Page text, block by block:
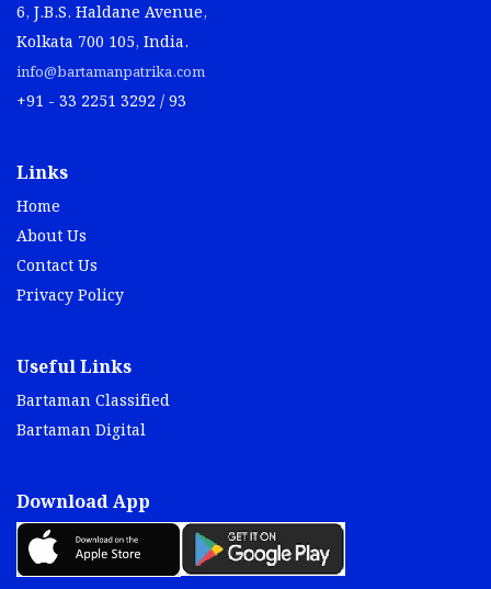
6, J.B.S. Haldane Avenue,
Kolkata 700 105, India.
info@bartamanpatrika.com
+91 - 33 2251 3292 / 93
Links
Home
About Us
Contact Us
Privacy Policy
Useful Links
Bartaman Classified
Bartaman Digital
Download App